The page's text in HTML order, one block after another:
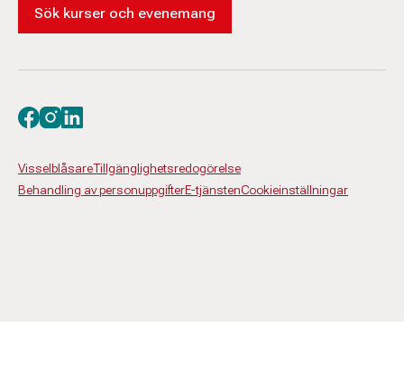
Sök kurser och evenemang
VisselblåsareTillgänglighetsredogörelse
Behandling av personuppgifterE-tjänstenCookieinställningar
Besök oss på facebook
Besök oss på instagram
Besök oss på linkedin